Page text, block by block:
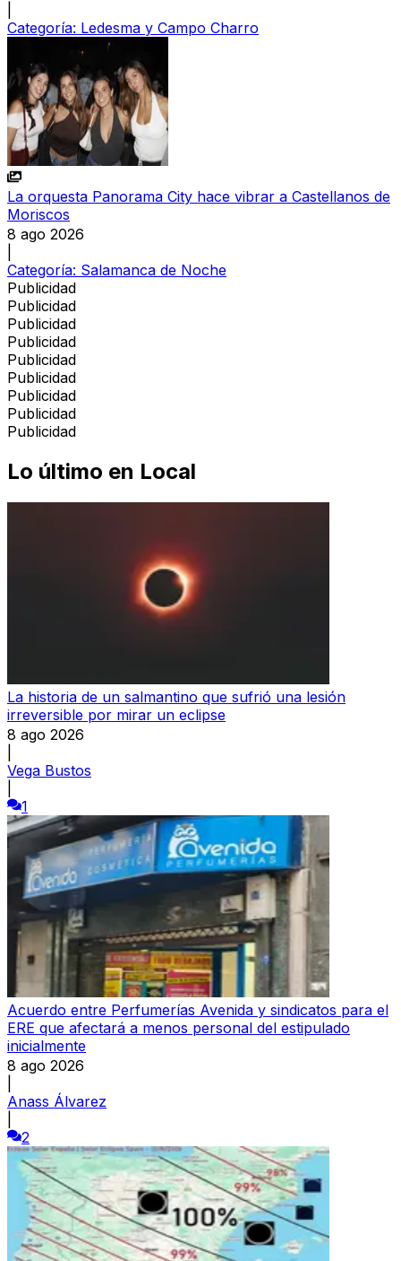
Categoría: Ledesma y Campo Charro
La orquesta Panorama City hace vibrar a Castellanos de
Moriscos
8 ago 2026
Categoría: Salamanca de Noche
Publicidad
Publicidad
Publicidad
Publicidad
Publicidad
Publicidad
Publicidad
Publicidad
Publicidad
Lo último en Local
La historia de un salmantino que sufrió una lesión
irreversible por mirar un eclipse
8 ago 2026
Vega Bustos
1
Acuerdo entre Perfumerías Avenida y sindicatos para el
ERE que afectará a menos personal del estipulado
inicialmente
8 ago 2026
Anass Álvarez
2